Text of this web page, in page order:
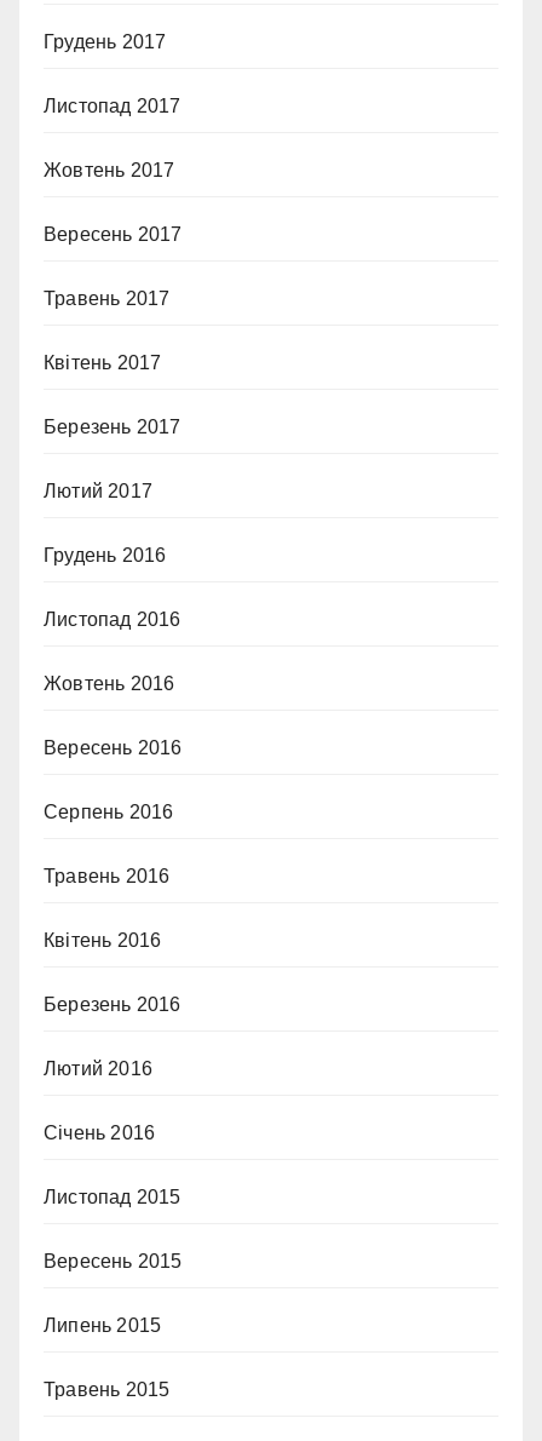
Грудень 2017
Листопад 2017
Жовтень 2017
Вересень 2017
Травень 2017
Квітень 2017
Березень 2017
Лютий 2017
Грудень 2016
Листопад 2016
Жовтень 2016
Вересень 2016
Серпень 2016
Травень 2016
Квітень 2016
Березень 2016
Лютий 2016
Січень 2016
Листопад 2015
Вересень 2015
Липень 2015
Травень 2015